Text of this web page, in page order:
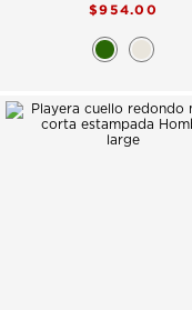
$954.00